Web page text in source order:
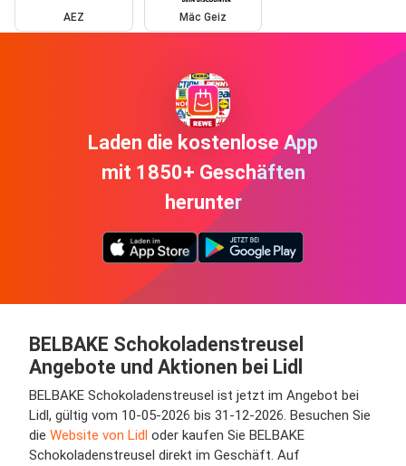
AEZ Mäc Geiz
Laden die kostenlose App
mit 1850+ Geschäften
herunter
BELBAKE Schokoladenstreusel
Angebote und Aktionen bei Lidl
BELBAKE Schokoladenstreusel ist jetzt im Angebot bei
Lidl, gültig vom 10-05-2026 bis 31-12-2026. Besuchen Sie
die Website von Lidl oder kaufen Sie BELBAKE
Schokoladenstreusel direkt im Geschäft. Auf